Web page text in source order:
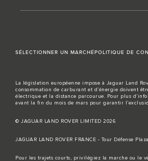
SÉLECTIONNER UN MARCHÉPOLITIQUE DE
La législation européenne impose à Jaguar Land
consommation de carburant et d’énergie doivent
électrique et la distance parcourue. Pour plus
avant la fin du mois de mars pour garantir
© JAGUAR LAND ROVER LIMITED 2026
JAGUAR LAND ROVER FRANCE - Tour Défense
Pour les trajets courts, privilégiez la marche ou le